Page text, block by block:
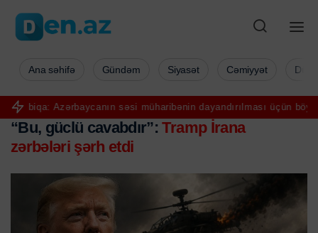
səsi müharibənin dayandırılması üçün böyük əhəmiyyət
Ana səhifə Gündəm Siyasət Cəmiyyət
“Bu, güclü cavabdır”:Tramp İrana
zərbələri şərh etdi